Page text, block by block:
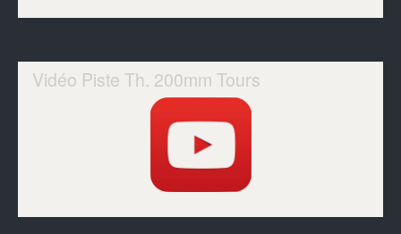
Vidéo Piste Th. 200mm Tours